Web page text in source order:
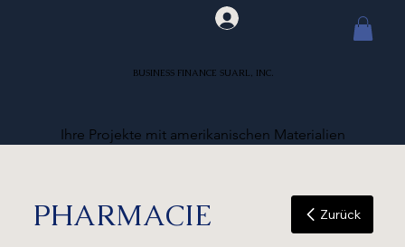
BUSINESS FINANCE SUARL, INC.
Ihre Projekte mit amerikanischen Materialien
PHARMACIE Zurück